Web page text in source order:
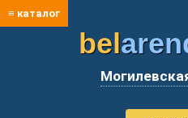
≡ каталог
bel